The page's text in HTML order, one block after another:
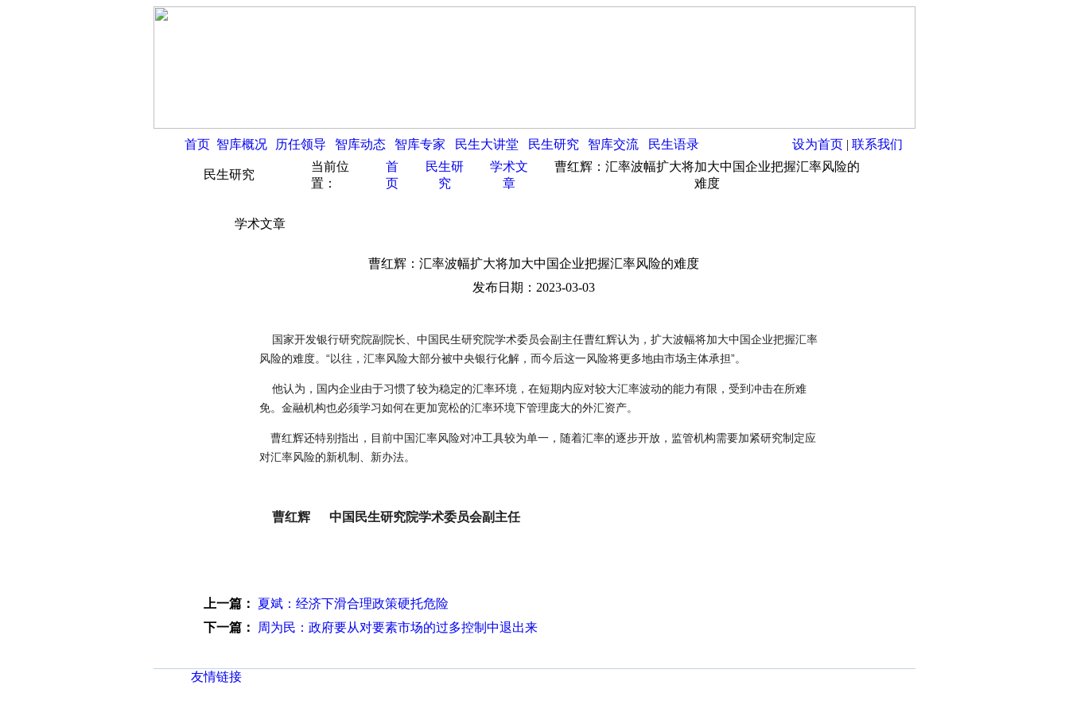
首页 智库概况 历任领导 智库动态 智库专家 民生大讲堂 民生研究 智库交流 民生语录 设为首页 | 联系我们
民生研究
当前位
置：
首
页
民生研
究
学术文
章
曹红辉：汇率波幅扩大将加大中国企业把握汇率风险的
难度
学术文章
曹红辉：汇率波幅扩大将加大中国企业把握汇率风险的难度
发布日期：2023-03-03
国家开发银行研究院副院长、中国民生研究院学术委员会副主任曹红辉认为，扩大波幅将加大中国企业把握汇率
风险的难度。“以往，汇率风险大部分被中央银行化解，而今后这一风险将更多地由市场主体承担”。
他认为，国内企业由于习惯了较为稳定的汇率环境，在短期内应对较大汇率波动的能力有限，受到冲击在所难
免。金融机构也必须学习如何在更加宽松的汇率环境下管理庞大的外汇资产。
曹红辉还特别指出，目前中国汇率风险对冲工具较为单一，随着汇率的逐步开放，监管机构需要加紧研究制定应
对汇率风险的新机制、新办法。
曹红辉 中国民生研究院学术委员会副主任
上一篇：
夏斌：经济下滑合理政策硬托危险
下一篇：
周为民：政府要从对要素市场的过多控制中退出来
友情链接